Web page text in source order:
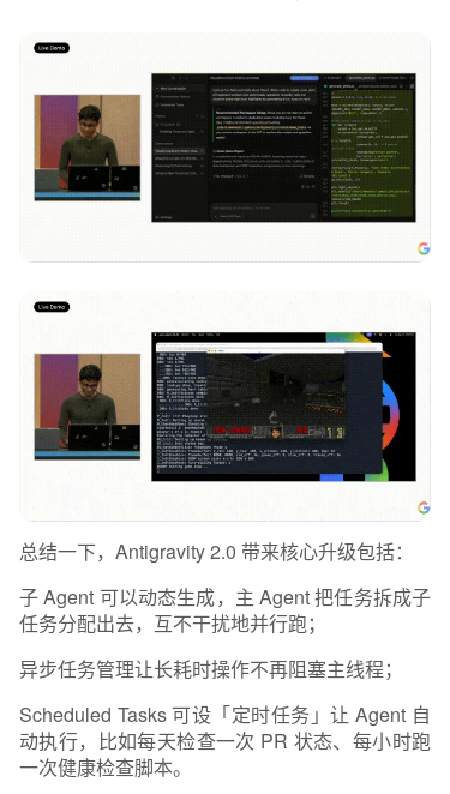
总结一下，Antigravity 2.0 带来核心升级包括：
子 Agent 可以动态生成，主 Agent 把任务拆成子
任务分配出去，互不干扰地并行跑；
异步任务管理让长耗时操作不再阻塞主线程；
Scheduled Tasks 可设「定时任务」让 Agent 自
动执行，比如每天检查一次 PR 状态、每小时跑
一次健康检查脚本。